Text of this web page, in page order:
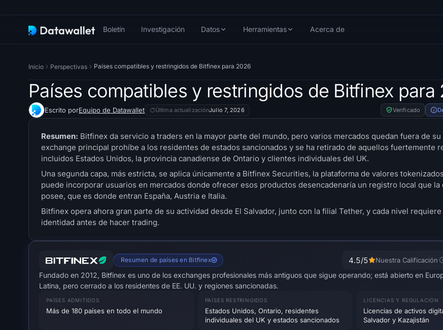
Boletín Investigación Datos Herramientas Acerca de
Inicio Perspectivas Países compatibles y restringidos de Bitfinex para 2026
Países compatibles y restringidos de Bitfinex para
Escrito porEquipo de Datawallet Última actualizaciónJulio 7, 2026 Verificado
Resumen: Bitfinex da servicio a traders en la mayor parte del mundo, pero varios mercados quedan fuera de su
exchange principal prohíbe a los residentes de estados sancionados y se ha retirado de aquellos fuertemente
incluidos Estados Unidos, la provincia canadiense de Ontario y clientes individuales del UK.
Una segunda capa, más estricta, se aplica únicamente a Bitfinex Securities, la plataforma de valores
puede incorporar usuarios en mercados donde ofrecer esos productos desencadenaría un registro local que la
posee, que es donde entran España, Austria e Italia.
Bitfinex opera ahora gran parte de su actividad desde El Salvador, junto con la filial Tether, y cada nivel
identidad antes de hacer trading.
Resumen de países en Bitfinex 4.5/5 Nuestra Calificación
Fundado en 2012, Bitfinex es uno de los exchanges profesionales más antiguos que sigue operando; está abierto en
Latina, pero cerrado a los residentes de EE. UU. y regiones sancionadas.
PAÍSES ADMITIDOS
Más de 180 países en todo el mundo
PAÍSES RESTRINGIDOS
Estados Unidos, Ontario, residentes
individuales del UK y estados sancionados
LICENCIAS Y REGULACIÓN
Licencias de activos
Salvador y Kazajistán